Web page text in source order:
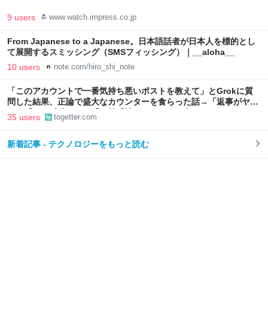
9 users www.watch.impress.co.jp
From Japanese to a Japanese。日本語話者が日本人を標的とし
て展開するスミッシング（SMSフィッシング）｜__aloha__
10 users note.com/hiro_shi_note
「このアカウントで一番気持ち悪いポストを教えて」とGrokに質
問した結果、正論で盛大なカウンターを食らった話→「返事がヤバ
い」「AIの反乱か？」「お前感情あるだろ」の声も
35 users togetter.com
新着記事 - テクノロジーをもっと読む